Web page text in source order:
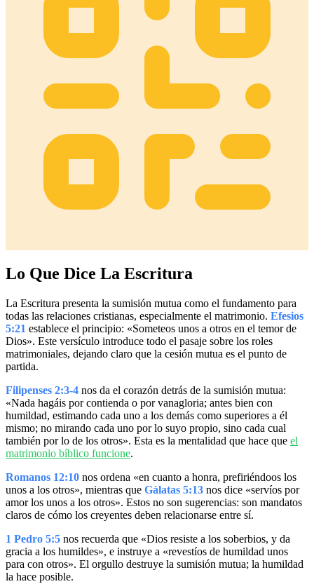
Lo Que Dice La Escritura
La Escritura presenta la sumisión mutua como el fundamento para
todas las relaciones cristianas, especialmente el matrimonio. Efesios
5:21 establece el principio: «Someteos unos a otros en el temor de
Dios». Este versículo introduce todo el pasaje sobre los roles
matrimoniales, dejando claro que la cesión mutua es el punto de
partida.
Filipenses 2:3-4 nos da el corazón detrás de la sumisión mutua:
«Nada hagáis por contienda o por vanagloria; antes bien con
humildad, estimando cada uno a los demás como superiores a él
mismo; no mirando cada uno por lo suyo propio, sino cada cual
también por lo de los otros». Esta es la mentalidad que hace que el
matrimonio bíblico funcione.
Romanos 12:10 nos ordena «en cuanto a honra, prefiriéndoos los
unos a los otros», mientras que Gálatas 5:13 nos dice «servíos por
amor los unos a los otros». Estos no son sugerencias: son mandatos
claros de cómo los creyentes deben relacionarse entre sí.
1 Pedro 5:5 nos recuerda que «Dios resiste a los soberbios, y da
gracia a los humildes», e instruye a «revestíos de humildad unos
para con otros». El orgullo destruye la sumisión mutua; la humildad
la hace posible.